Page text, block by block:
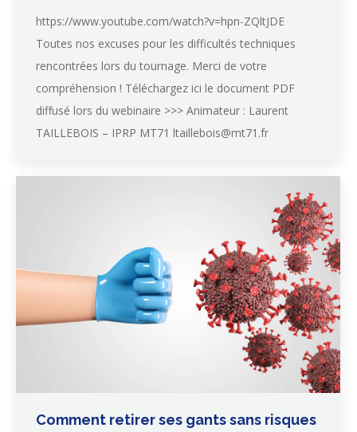
https://www.youtube.com/watch?v=hpn-ZQltJDE
Toutes nos excuses pour les difficultés techniques
rencontrées lors du tournage. Merci de votre
compréhension ! Téléchargez ici le document PDF
diffusé lors du webinaire >>> Animateur : Laurent
TAILLEBOIS – IPRP MT71 ltaillebois@mt71.fr
Comment retirer ses gants sans risques